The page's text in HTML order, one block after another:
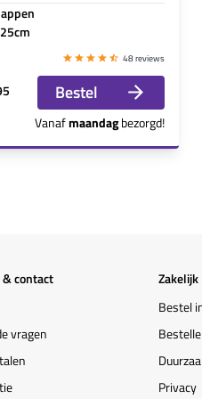
48 reviews
Bestel
Vanafmaandagbezorgd!
contact
vragen
Zakelijk
Bestel
Privacy